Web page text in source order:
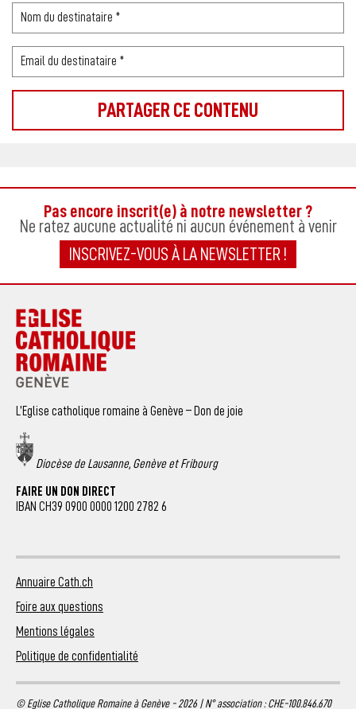
Pas encore inscrit(e) à notre newsletter ?
Ne ratez aucune actualité ni aucun événement à venir
INSCRIVEZ-VOUS À LA NEWSLETTER !
L’Eglise catholique romaine à Genève – Don de joie
Diocèse de Lausanne, Genève et Fribourg
FAIRE UN DON DIRECT
IBAN CH39 0900 0000 1200 2782 6
Annuaire Cath.ch
Foire aux questions
Mentions légales
Politique de confidentialité
© Eglise Catholique Romaine à Genève - 2026 | N° association : CHE-100.846.670